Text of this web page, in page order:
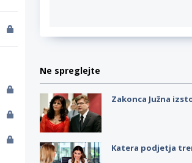
Ne spreglejte
Zakonca Južna
Katera podjetja